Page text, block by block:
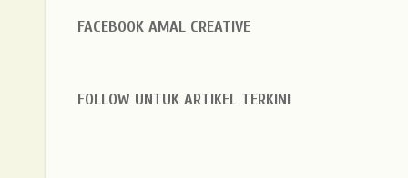
FACEBOOK AMAL CREATIVE
FOLLOW UNTUK ARTIKEL TERKINI